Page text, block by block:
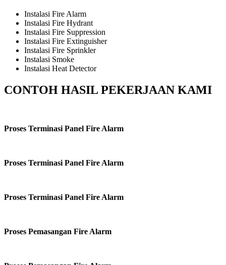
Instalasi Fire Alarm
Instalasi Fire Hydrant
Instalasi Fire Suppression
Instalasi Fire Extinguisher
Instalasi Fire Sprinkler
Instalasi Smoke
Instalasi Heat Detector
CONTOH HASIL PEKERJAAN KAMI
Proses Terminasi Panel Fire Alarm
Proses Terminasi Panel Fire Alarm
Proses Terminasi Panel Fire Alarm
Proses Pemasangan Fire Alarm